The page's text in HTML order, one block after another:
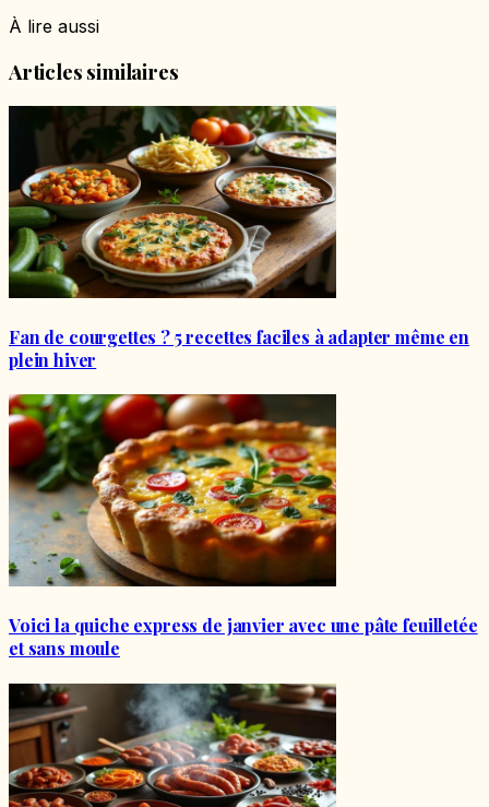
À lire aussi
Articles similaires
Fan de courgettes ? 5 recettes faciles à adapter même en
plein hiver
Voici la quiche express de janvier avec une pâte feuilletée
et sans moule